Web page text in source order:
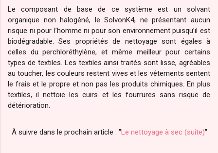
Le composant de base de ce système est un solvant
organique non halogéné, le SolvonK4, ne présentant aucun
risque ni pour l’homme ni pour son environnement puisqu’il est
biodégradable. Ses propriétés de nettoyage sont égales à
celles du perchloréthylène, et même meilleur pour certains
types de textiles. Les textiles ainsi traités sont lisse, agréables
au toucher, les couleurs restent vives et les vêtements sentent
le frais et le propre et non pas les produits chimiques. En plus
textiles, il nettoie les cuirs et les fourrures sans risque de
détérioration.
À suivre dans le prochain article : "Le nettoyage à sec (suite)"